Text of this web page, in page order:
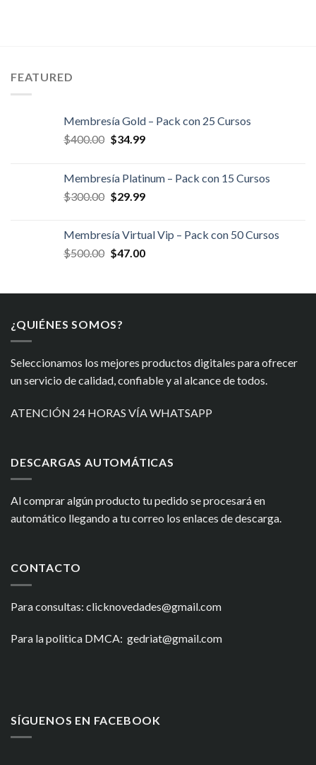
FEATURED
Membresía Gold – Pack con 25 Cursos
$400.00 El
era:
$400.00.
$34.99El
es:
$34.99.
Membresía Platinum – Pack con 15 Cursos
$300.00 El
era:
$300.00.
$29.99El
es:
$29.99.
Membresía Virtual Vip – Pack con 50 Cursos
$500.00 El
era:
$47.00El
es:
¿QUIÉNES SOMOS?
Seleccionamos los mejores productos digitales para ofrecer
un servicio de calidad, confiable y al alcance de todos.
ATENCIÓN 24 HORAS VÍA WHATSAPP
DESCARGAS AUTOMÁTICAS
Al comprar algún producto tu pedido se procesará en
automático llegando a tu correo los enlaces de descarga.
CONTACTO
Para consultas: clicknovedades@gmail.com
Para la politica DMCA: gedriat@gmail.com
SÍGUENOS EN FACEBOOK